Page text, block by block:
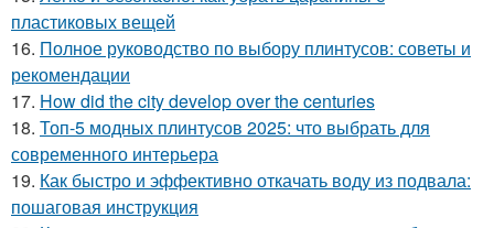
пластиковых вещей
16. Полное руководство по выбору плинтусов: советы и
рекомендации
17. How did the city develop over the centuries
18. Топ-5 модных плинтусов 2025: что выбрать для
современного интерьера
19. Как быстро и эффективно откачать воду из подвала:
пошаговая инструкция